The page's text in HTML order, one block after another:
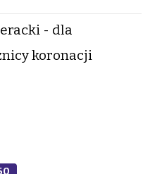
- dla
koronacji